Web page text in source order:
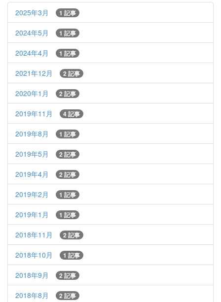
2025年3月 1 記事
2024年5月 1 記事
2024年4月 1 記事
2021年12月 2 記事
2020年1月 2 記事
2019年11月 4 記事
2019年8月 1 記事
2019年5月 2 記事
2019年4月 2 記事
2019年2月 1 記事
2019年1月 1 記事
2018年11月 2 記事
2018年10月 1 記事
2018年9月 2 記事
2018年8月 2 記事